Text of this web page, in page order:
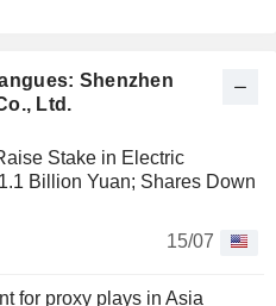
Shenzhen
Ltd.
Stake in Electric
Billion Yuan; Shares Down
15/07
for proxy plays in Asia